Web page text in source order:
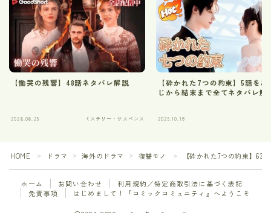
【慟哭の残響】48話ネタバレ解説
2026.06.25 ミステリー・サスペンス
【砕かれた7つの約束】5話をあ
じから結末まで全てネタバレ解
2025.10.18
HOME ＞ ドラマ ＞ 海外のドラマ ＞ 復讐モノ ＞ 【砕かれた7つの約束】63
ホーム お問い合わせ
利用規約／特定商取引法に基づく表記
免責事項
はじめまして！『コミックコミュニティ』へようこそ